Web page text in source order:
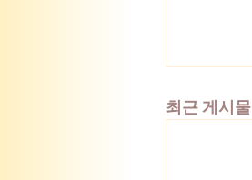
최근 게시물